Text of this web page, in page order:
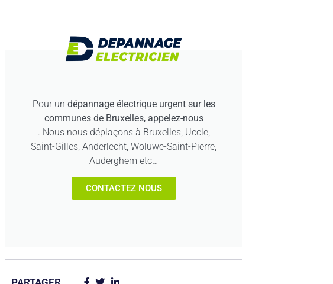
Pour un dépannage électrique urgent sur les
communes de Bruxelles, appelez-nous
. Nous nous déplaçons à Bruxelles, Uccle,
Saint-Gilles, Anderlecht, Woluwe-Saint-Pierre,
Auderghem etc…
CONTACTEZ NOUS